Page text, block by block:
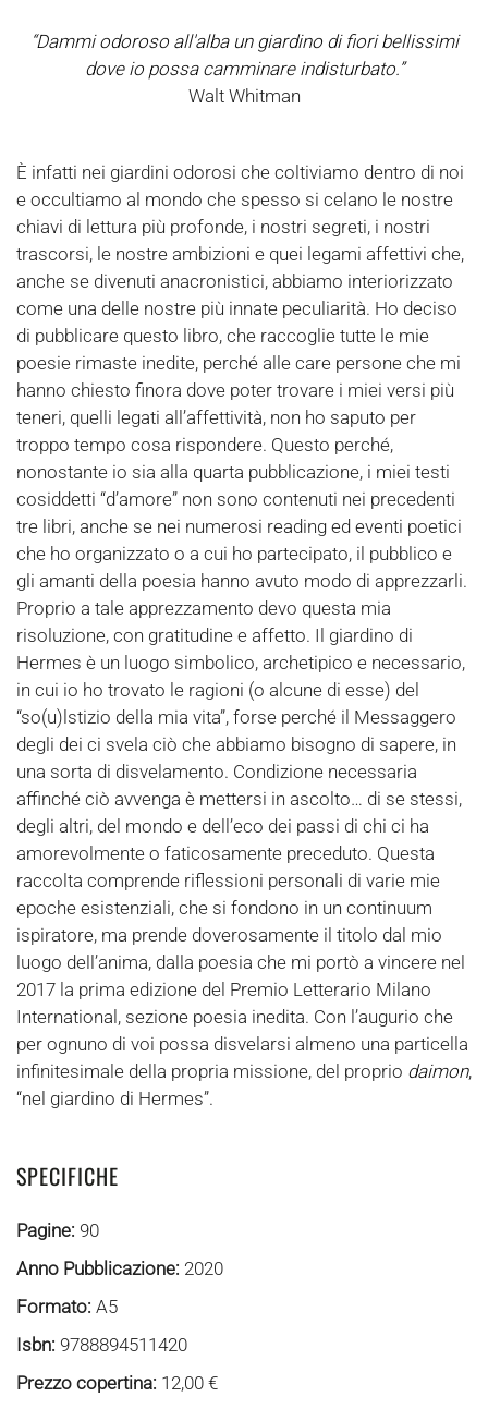
“Dammi odoroso all'alba un giardino di fiori bellissimi
dove io possa camminare indisturbato.”
Walt Whitman
È infatti nei giardini odorosi che coltiviamo dentro di noi
e occultiamo al mondo che spesso si celano le nostre
chiavi di lettura più profonde, i nostri segreti, i nostri
trascorsi, le nostre ambizioni e quei legami affettivi che,
anche se divenuti anacronistici, abbiamo interiorizzato
come una delle nostre più innate peculiarità. Ho deciso
di pubblicare questo libro, che raccoglie tutte le mie
poesie rimaste inedite, perché alle care persone che mi
hanno chiesto finora dove poter trovare i miei versi più
teneri, quelli legati all’affettività, non ho saputo per
troppo tempo cosa rispondere. Questo perché,
nonostante io sia alla quarta pubblicazione, i miei testi
cosiddetti “d’amore” non sono contenuti nei precedenti
tre libri, anche se nei numerosi reading ed eventi poetici
che ho organizzato o a cui ho partecipato, il pubblico e
gli amanti della poesia hanno avuto modo di apprezzarli.
Proprio a tale apprezzamento devo questa mia
risoluzione, con gratitudine e affetto. Il giardino di
Hermes è un luogo simbolico, archetipico e necessario,
in cui io ho trovato le ragioni (o alcune di esse) del
“so(u)lstizio della mia vita”, forse perché il Messaggero
degli dei ci svela ciò che abbiamo bisogno di sapere, in
una sorta di disvelamento. Condizione necessaria
affinché ciò avvenga è mettersi in ascolto… di se stessi,
degli altri, del mondo e dell’eco dei passi di chi ci ha
amorevolmente o faticosamente preceduto. Questa
raccolta comprende riflessioni personali di varie mie
epoche esistenziali, che si fondono in un continuum
ispiratore, ma prende doverosamente il titolo dal mio
luogo dell’anima, dalla poesia che mi portò a vincere nel
2017 la prima edizione del Premio Letterario Milano
International, sezione poesia inedita. Con l’augurio che
per ognuno di voi possa disvelarsi almeno una particella
infinitesimale della propria missione, del proprio daimon,
“nel giardino di Hermes”.
SPECIFICHE
Pagine: 90
Anno Pubblicazione: 2020
Formato: A5
Isbn: 9788894511420
Prezzo copertina: 12,00 €